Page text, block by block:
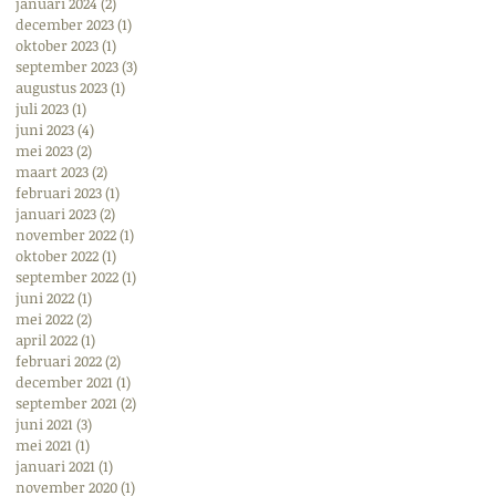
december 2023(1)
oktober 2023(1)
september 2023(3)
augustus 2023(1)
juli 2023(1)
juni 2023(4)
mei 2023(2)
maart 2023(2)
februari 2023(1)
januari 2023(2)
november 2022(1)
oktober 2022(1)
september 2022(1)
juni 2022(1)
mei 2022(2)
april 2022(1)
februari 2022(2)
december 2021(1)
september 2021(2)
juni 2021(3)
mei 2021(1)
januari 2021(1)
november 2020(1)